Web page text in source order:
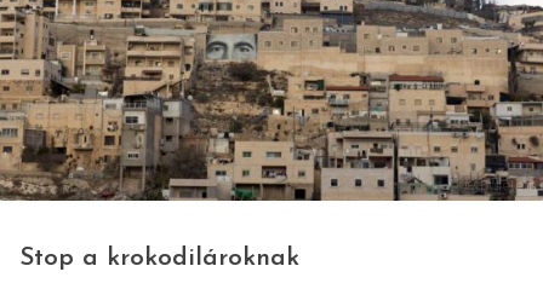
© Btselem
Stop a krokodilároknak